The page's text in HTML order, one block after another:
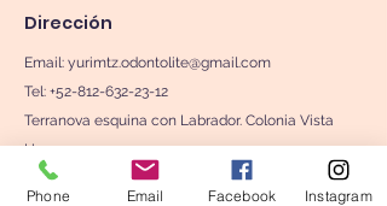
Dirección
Email: yurimtz.odontolite@gmail.com
Tel: +52-812-632-23-12
Terranova esquina con Labrador. Colonia Vista
Hermosa.
Monterrey, N. L., México
Phone Email Facebook Instagram